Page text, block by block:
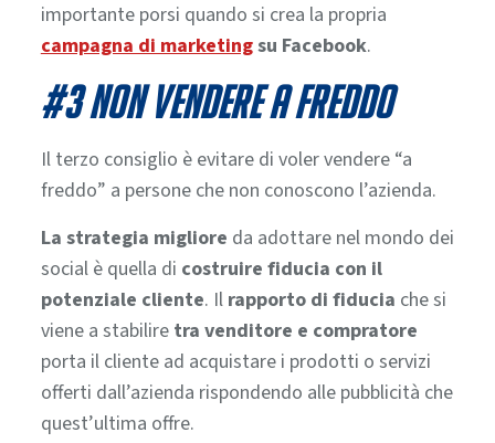
importante porsi quando si crea la propria
campagna di marketingsu Facebook.
#3 Non vendere a freddo
Il terzo consiglio è evitare di voler vendere “a
freddo” a persone che non conoscono l’azienda.
La strategia migliore da adottare nel mondo dei
social è quella di costruire fiducia con il
potenziale cliente. Il rapporto di fiducia che si
viene a stabiliretra venditore e compratore
porta il cliente ad acquistare i prodotti o servizi
offerti dall’azienda rispondendo alle pubblicità che
quest’ultima offre.